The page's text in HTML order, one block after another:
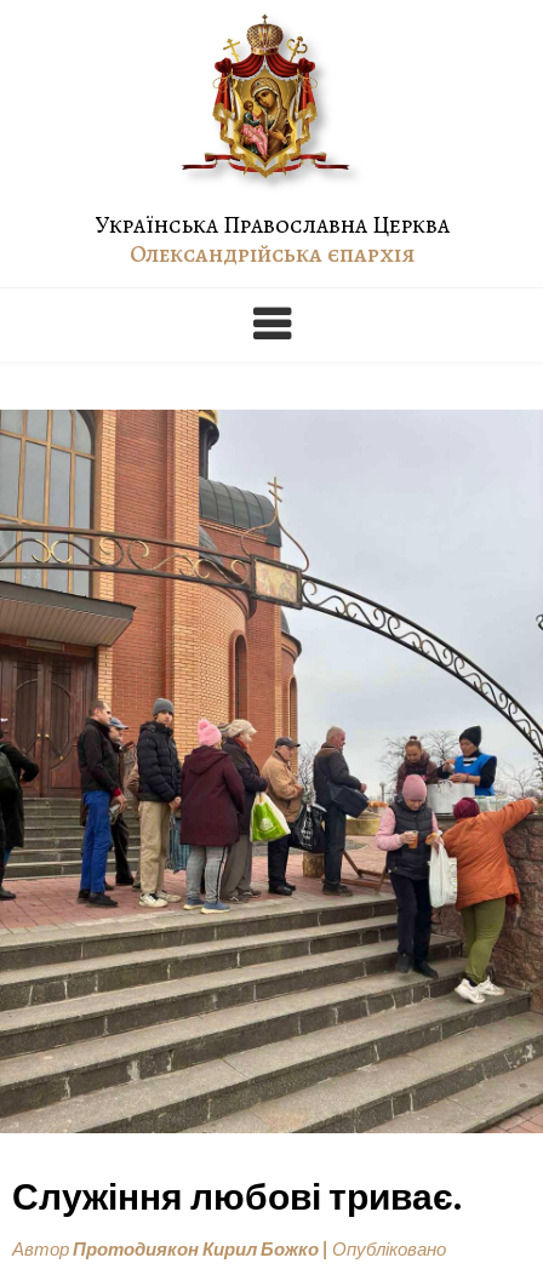
Українська Православна Церква
Олександрійська єпархія
Служіння любові триває.
АвторПротодиякон Кирил Божко | Опубліковано